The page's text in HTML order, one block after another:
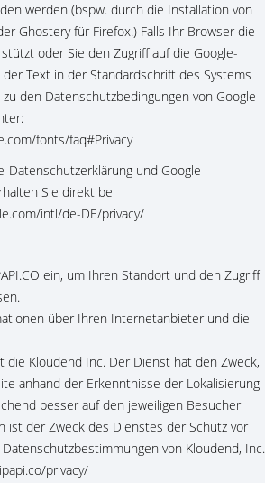
werden (bspw. durch die Installation von
Ghostery für Firefox.) Falls Ihr Browser die
oder Sie den Zugriff auf die Google-
Text in der Standardschrift des Systems
den Datenschutzbedingungen von Google
fonts/faq#Privacy
Datenschutzerklärung und Google-
Sie direkt bei
intl/de-DE/privacy/
ein, um Ihren Standort und den Zugriff
über Ihren Internetanbieter und die
Kloudend Inc. Der Dienst hat den Zweck,
anhand der Erkenntnisse der Lokalisierung
besser auf den jeweiligen Besucher
ist der Zweck des Dienstes der Schutz vor
von Kloudend, Inc.
privacy/